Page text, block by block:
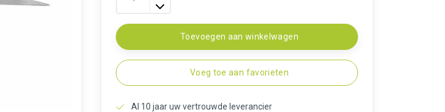
Toevoegen aan winkelwagen
Voeg toe aan favorieten
Al 10 jaar uw vertrouwde leverancier